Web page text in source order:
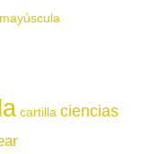
cartilla ciencias